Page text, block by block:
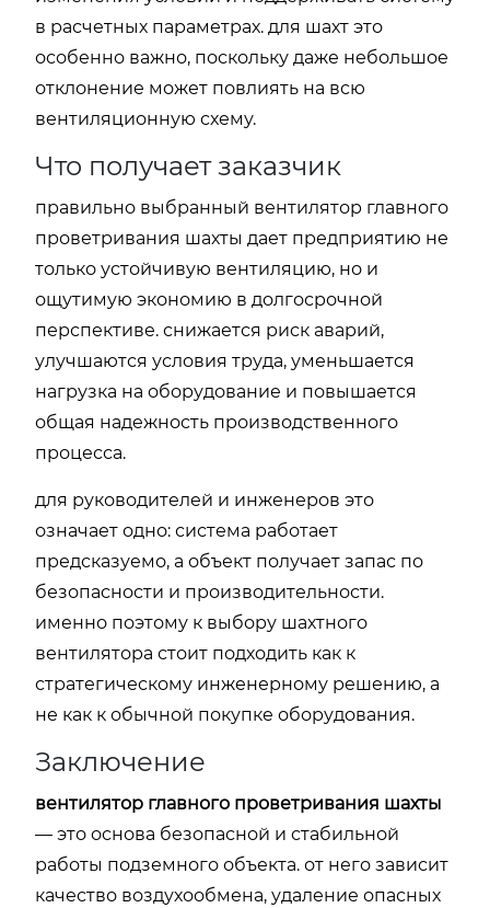
в расчетных параметрах. для шахт это
особенно важно, поскольку даже небольшое
отклонение может повлиять на всю
вентиляционную схему.
Что получает заказчик
правильно выбранный вентилятор главного
проветривания шахты дает предприятию не
только устойчивую вентиляцию, но и
ощутимую экономию в долгосрочной
перспективе. снижается риск аварий,
улучшаются условия труда, уменьшается
нагрузка на оборудование и повышается
общая надежность производственного
процесса.
для руководителей и инженеров это
означает одно: система работает
предсказуемо, а объект получает запас по
безопасности и производительности.
именно поэтому к выбору шахтного
вентилятора стоит подходить как к
стратегическому инженерному решению, а
не как к обычной покупке оборудования.
Заключение
вентилятор главного проветривания шахты
— это основа безопасной и стабильной
работы подземного объекта. от него зависит
качество воздухообмена, удаление опасных